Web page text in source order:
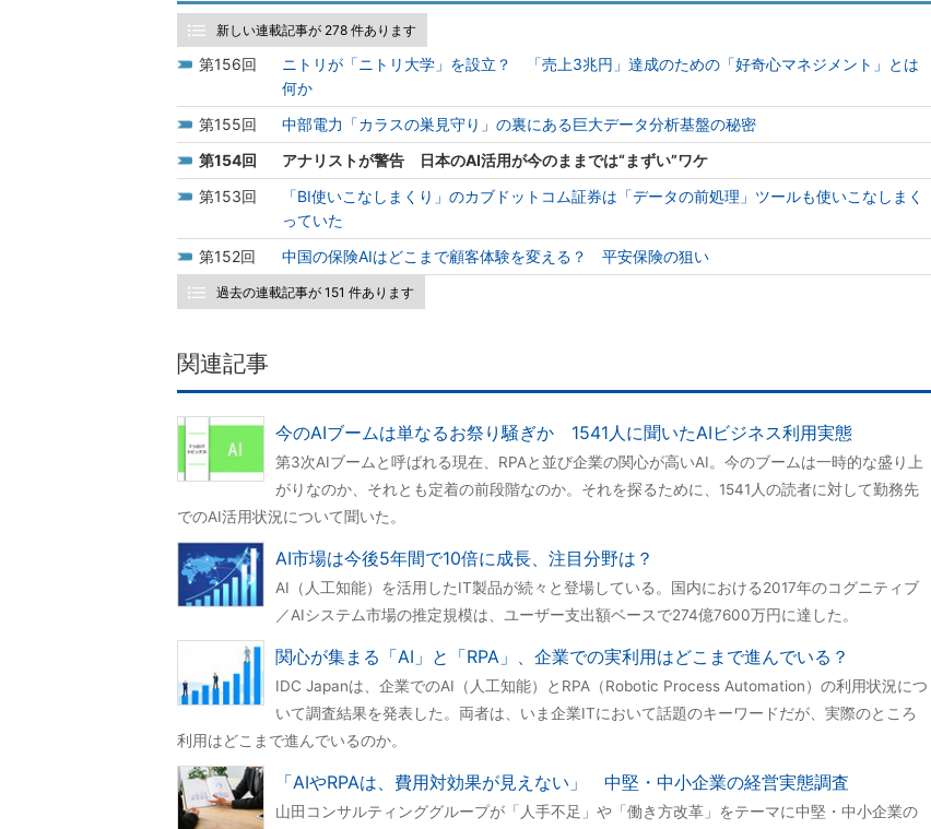
新しい連載記事が 278 件あります
156
ニトリが「ニトリ大学」を設立？ 「売上3兆円」達成のための「好奇心マネジメント」とは
何か
155
中部電力「カラスの巣見守り」の裏にある巨大データ分析基盤の秘密
154
アナリストが警告 日本のAI活用が今のままでは“まずい”ワケ
153
「BI使いこなしまくり」のカブドットコム証券は「データの前処理」ツールも使いこなしまく
っていた
152
中国の保険AIはどこまで顧客体験を変える？ 平安保険の狙い
過去の連載記事が 151 件あります
関連記事
今のAIブームは単なるお祭り騒ぎか 1541人に聞いたAIビジネス利用実態
第3次AIブームと呼ばれる現在、RPAと並び企業の関心が高いAI。今のブームは一時的な盛り上
がりなのか、それとも定着の前段階なのか。それを探るために、1541人の読者に対して勤務先
でのAI活用状況について聞いた。
AI市場は今後5年間で10倍に成長、注目分野は？
AI（人工知能）を活用したIT製品が続々と登場している。国内における2017年のコグニティブ
／AIシステム市場の推定規模は、ユーザー支出額ベースで274億7600万円に達した。
関心が集まる「AI」と「RPA」、企業での実利用はどこまで進んでいる？
IDC Japanは、企業でのAI（人工知能）とRPA（Robotic Process Automation）の利用状況につ
いて調査結果を発表した。両者は、いま企業ITにおいて話題のキーワードだが、実際のところ
利用はどこまで進んでいるのか。
「AIやRPAは、費用対効果が見えない」 中堅・中小企業の経営実態調査
山田コンサルティンググループが「人手不足」や「働き方改革」をテーマに中堅・中小企業の